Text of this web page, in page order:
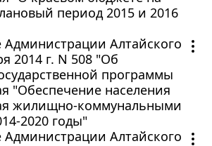
период 2015 и 2016
Администрации Алтайского
2014 г. N 508 "Об
программы
"Обеспечение населения
жилищно-коммунальными
2020 годы"
Администрации Алтайского